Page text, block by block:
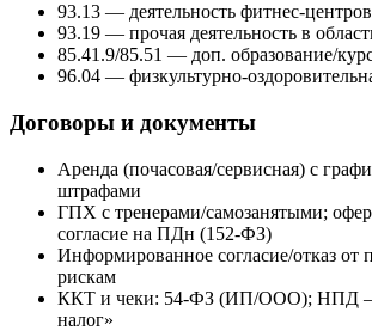
93.13 — деятельность фитнес‑центров
93.19 — прочая деятельность в
85.41.9/85.51 — доп. образование/
96.04 —
Договоры и документы
Аренда (почасовая/сервисная) с
штрафами
ГПХ с тренерами/самозанятыми;
согласие на ПДн (152‑ФЗ)
Информированное согласие/отказ от
рискам
ККТ и чеки: 54‑ФЗ (ИП/ООО); НПД
налог»